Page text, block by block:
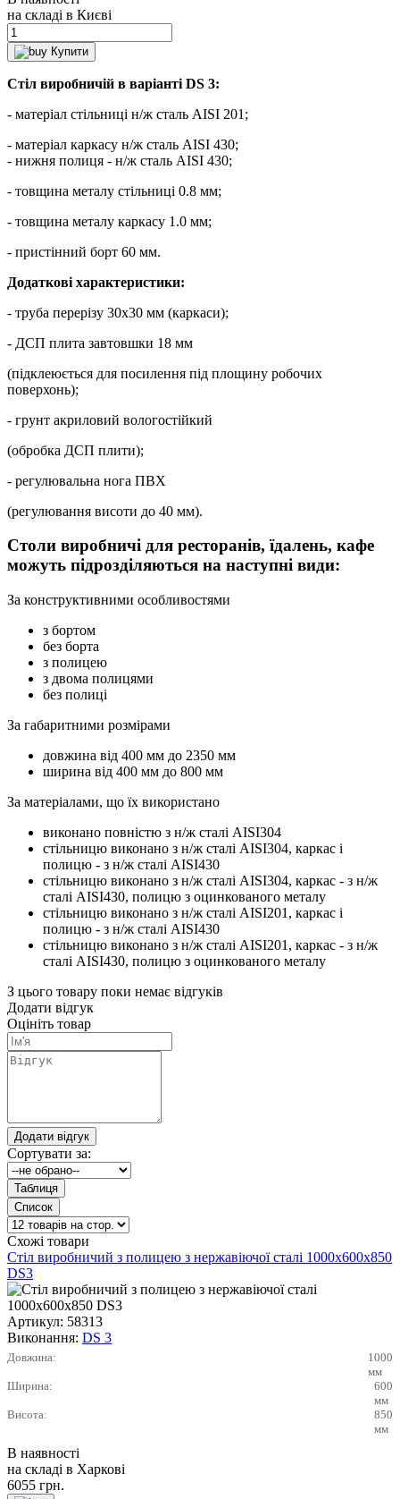
на складі в Києві
Купити
Стіл виробничій в варіанті DS 3:
- матеріал стільниці н/ж сталь AISI 201;
- матеріал каркасу н/ж сталь AISI 430;
- нижня полиця - н/ж сталь AISI 430;
- товщина металу стільниці 0.8 мм;
- товщина металу каркасу 1.0 мм;
- пристінний борт 60 мм.
Додаткові характеристики:
- труба перерізу 30х30 мм (каркаси);
- ДСП плита завтовшки 18 мм
(підклеюється для посилення під площину робочих
поверхонь);
- грунт акриловий вологостійкий
(обробка ДСП плити);
- регулювальна нога ПВХ
(регулювання висоти до 40 мм).
Столи виробничі для ресторанів, їдалень, кафе
можуть підрозділяються на наступні види:
За конструктивними особливостями
з бортом
без борта
з полицею
з двома полицями
без полиці
За габаритними розмірами
довжина від 400 мм до 2350 мм
ширина від 400 мм до 800 мм
За матеріалами, що їх використано
виконано повністю з н/ж сталі AISI304
стільницю виконано з н/ж сталі AISI304, каркас і
полицю - з н/ж сталі AISI430
стільницю виконано з н/ж сталі AISI304, каркас - з н/ж
сталі AISI430, полицю з оцинкованого металу
стільницю виконано з н/ж сталі AISI201, каркас і
полицю - з н/ж сталі AISI430
стільницю виконано з н/ж сталі AISI201, каркас - з н/ж
сталі AISI430, полицю з оцинкованого металу
З цього товару поки немає відгуків
Додати відгук
Оцініть товар
Сортувати за:
Схожі товари
Стіл виробничий з полицею з нержавіючої сталі 1000х600х850
DS3
Артикул: 58313
Виконання: DS 3
Довжина:
1000
мм
Ширина:
600
мм
Висота:
850
мм
В наявності
на складі в Харкові
6055 грн.